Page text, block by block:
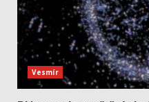
Vesmír